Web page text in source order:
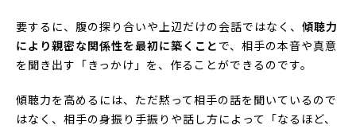
要するに、腹の探り合いや上辺だけの会話ではなく、 傾聴力
により親密な関係性を最初に築くこと で、相手の本音や真意
を聞き出す「きっかけ」を、作ることができるのです。
傾聴力を高めるには、ただ黙って相手の話を聞いているので
はなく、相手の身振り手振りや話し方によって「なるほど、